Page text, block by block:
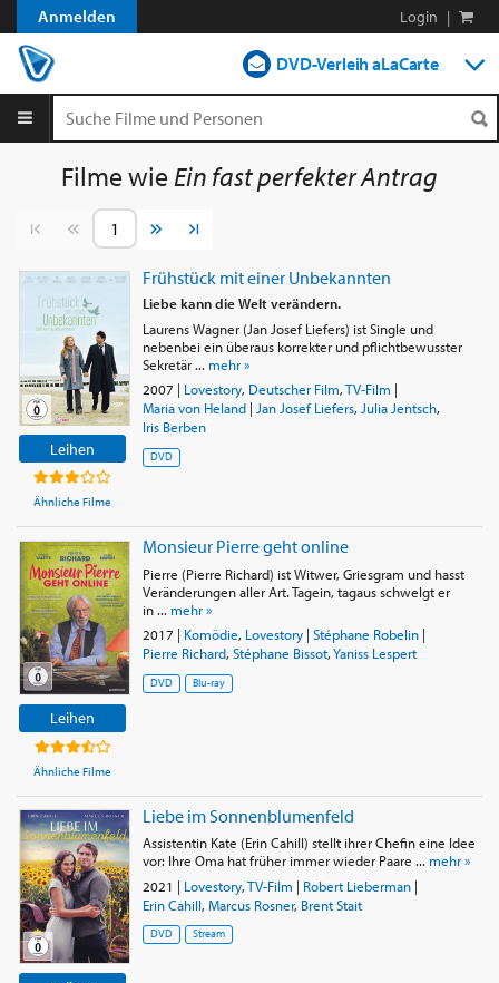
Anmelden Login |
DVD-Verleih aLaCarte
Streamen
Filme wieEin fast perfekter Antrag
Vorherige SeiteNächste Seite
Leihen
Ähnliche Filme
Frühstück mit einer Unbekannten
Liebe kann die Welt verändern.
Laurens Wagner (Jan Josef Liefers) ist Single und
nebenbei ein überaus korrekter und pflichtbewusster
Sekretär ... mehr »
2007 | Lovestory, Deutscher Film,TV-Film |
Maria von Heland| Jan Josef Liefers, Julia Jentsch,
Iris Berben
DVD
Leihen
Ähnliche Filme
Monsieur Pierre geht online
Pierre (Pierre Richard) ist Witwer, Griesgram und hasst
Veränderungen aller Art. Tagein, tagaus schwelgt er
in ... mehr »
2017 | Komödie, Lovestory| Stéphane Robelin|
Pierre Richard, Stéphane Bissot,Yaniss Lespert
DVD Blu-ray
Liebe im Sonnenblumenfeld
Assistentin Kate (Erin Cahill) stellt ihrer Chefin eine Idee
vor: Ihre Oma hat früher immer wieder Paare ... mehr »
2021 | Lovestory,TV-Film | Robert Lieberman|
Erin Cahill, Marcus Rosner, Brent Stait
DVD Stream